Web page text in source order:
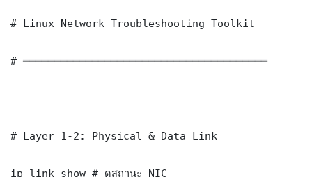
# Linux Network Troubleshooting Toolkit
# ═══════════════════════════════════════
# Layer 1-2: Physical & Data Link
ip link show # ดูสถานะ NIC